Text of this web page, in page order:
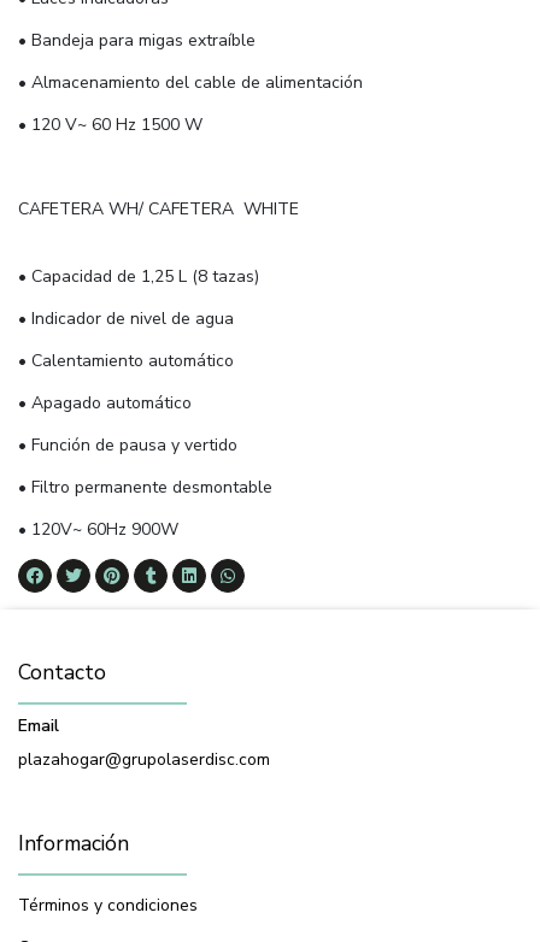
• Bandeja para migas extraíble
• Almacenamiento del cable de alimentación
• 120 V~ 60 Hz 1500 W
CAFETERA WH/ CAFETERA WHITE
• Capacidad de 1,25 L (8 tazas)
• Indicador de nivel de agua
• Calentamiento automático
• Apagado automático
• Función de pausa y vertido
• Filtro permanente desmontable
• 120V~ 60Hz 900W
Contacto
Email
plazahogar@grupolaserdisc.com
Información
Términos y condiciones